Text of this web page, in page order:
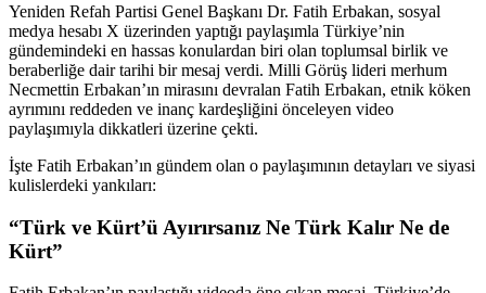
Yeniden Refah Partisi Genel Başkanı Dr. Fatih Erbakan, sosyal
medya hesabı X üzerinden yaptığı paylaşımla Türkiye’nin
gündemindeki en hassas konulardan biri olan toplumsal birlik ve
beraberliğe dair tarihi bir mesaj verdi. Milli Görüş lideri merhum
Necmettin Erbakan’ın mirasını devralan Fatih Erbakan, etnik köken
ayrımını reddeden ve inanç kardeşliğini önceleyen video
paylaşımıyla dikkatleri üzerine çekti.
İşte Fatih Erbakan’ın gündem olan o paylaşımının detayları ve siyasi
kulislerdeki yankıları:
“Türk ve Kürt’ü Ayırırsanız Ne Türk Kalır Ne de
Kürt”